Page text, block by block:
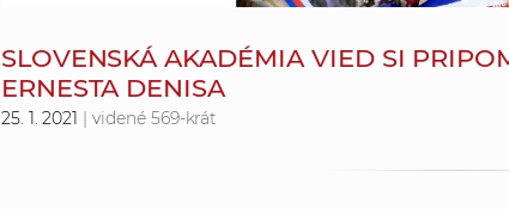
SLOVENSKÁ AKADÉMIA VIED SI
ERNESTA DENISA
25. 1. 2021 | videné 569-krát